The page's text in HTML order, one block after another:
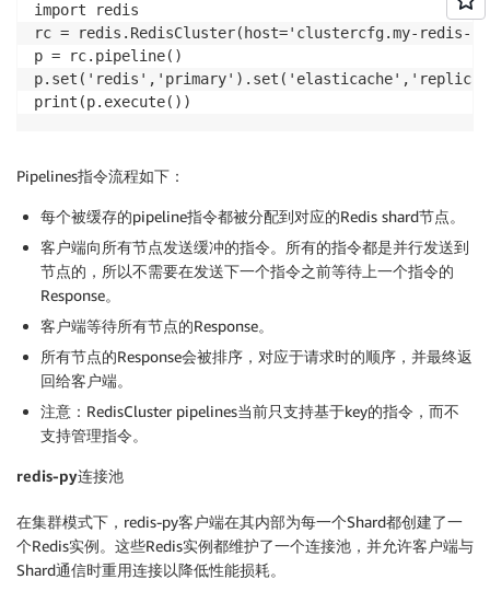
import redis
rc = redis.RedisCluster(host='clustercfg.my-redis-
p = rc.pipeline()
print(p.execute())
Pipelines指令流程如下：
每个被缓存的pipeline指令都被分配到对应的Redis shard节点。
客户端向所有节点发送缓冲的指令。所有的指令都是并行发送到
节点的，所以不需要在发送下一个指令之前等待上一个指令的
Response。
客户端等待所有节点的Response。
所有节点的Response会被排序，对应于请求时的顺序，并最终返
回给客户端。
注意：RedisCluster pipelines当前只支持基于key的指令，而不
支持管理指令。
redis-py连接池
在集群模式下，redis-py客户端在其内部为每一个Shard都创建了一
个Redis实例。这些Redis实例都维护了一个连接池，并允许客户端与
Shard通信时重用连接以降低性能损耗。